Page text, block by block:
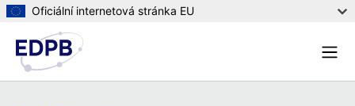
Přejít
hlavnímu
obsahu
Oficiální internetová stránka EU
Menu